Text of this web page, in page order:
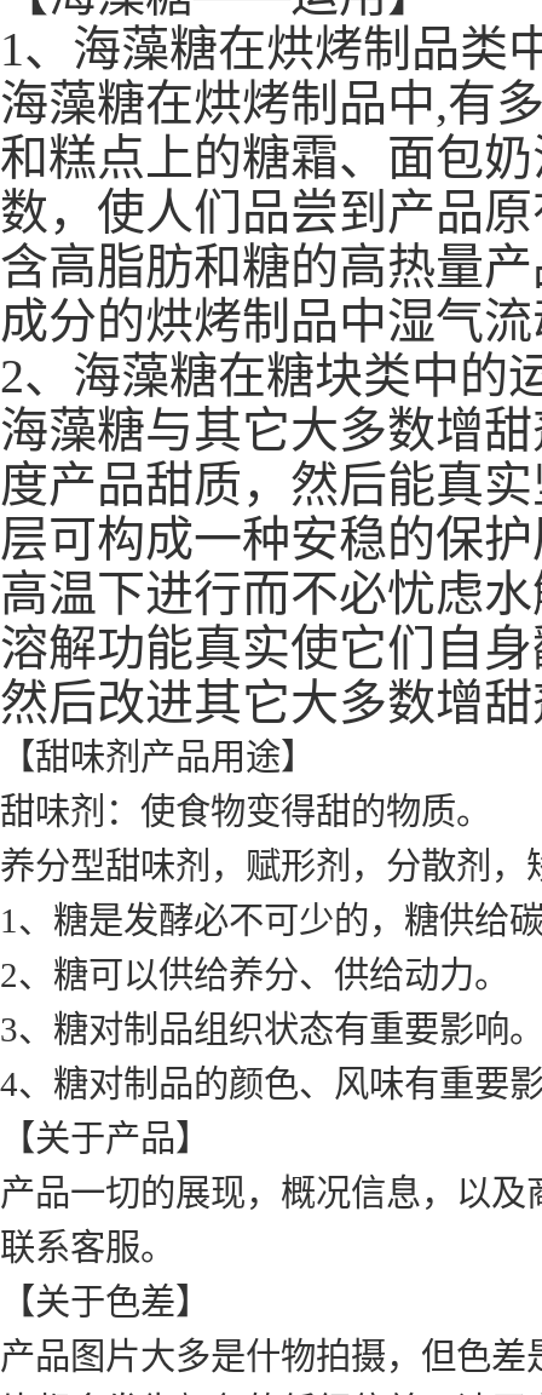
1、海藻糖在烘烤制品类
海藻糖在烘烤制品中,有
和糕点上的糖霜、面包
数，使人们品尝到产品
含高脂肪和糖的高热量
成分的烘烤制品中湿气
2、海藻糖在糖块类中的
海藻糖与其它大多数增
度产品甜质，然后能真
层可构成一种安稳的保
高温下进行而不必忧虑
溶解功能真实使它们自
然后改进其它大多数增
【甜味剂产品用途】
甜味剂：使食物变得甜的物质。
养分型甜味剂，赋形剂，分散剂，
1、糖是发酵必不可少的，糖供给
2、糖可以供给养分、供给动力。
3、糖对制品组织状态有重要影响
4、糖对制品的颜色、风味有重要
【关于产品】
产品一切的展现，概况信息，以
联系客服。
【关于色差】
产品图片大多是什物拍摄，但色